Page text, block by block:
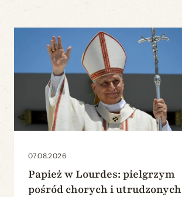
07.08.2026
Papież w Lourdes: pielgrzym
pośród chorych i utrudzonych